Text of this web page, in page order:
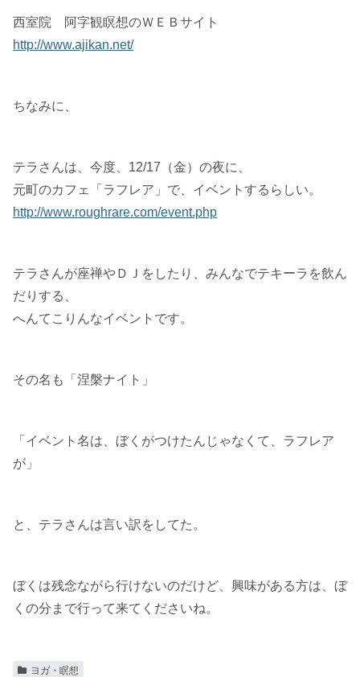
西室院 阿字観瞑想のＷＥＢサイト
http://www.ajikan.net/
ちなみに、
テラさんは、今度、12/17（金）の夜に、
元町のカフェ「ラフレア」で、イベントするらしい。
http://www.roughrare.com/event.php
テラさんが座禅やＤＪをしたり、みんなでテキーラを飲ん
だりする、
へんてこりんなイベントです。
その名も「涅槃ナイト」
「イベント名は、ぼくがつけたんじゃなくて、ラフレア
が」
と、テラさんは言い訳をしてた。
ぼくは残念ながら行けないのだけど、興味がある方は、ぼ
くの分まで行って来てくださいね。
ヨガ・瞑想